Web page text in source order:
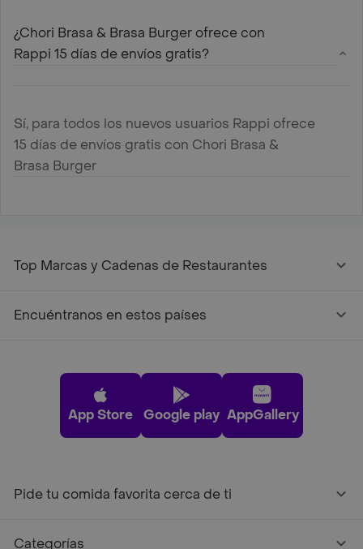
¿Chori Brasa & Brasa Burger ofrece con
Rappi 15 días de envíos gratis?
Sí, para todos los nuevos usuarios Rappi ofrece
15 días de envíos gratis con Chori Brasa &
Brasa Burger
Top Marcas y Cadenas de Restaurantes
Encuéntranos en estos países
App Store Google play AppGallery
Pide tu comida favorita cerca de ti
Categorías